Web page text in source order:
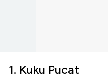
1. Kuku Pucat